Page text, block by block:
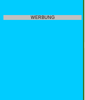
WERBUNG